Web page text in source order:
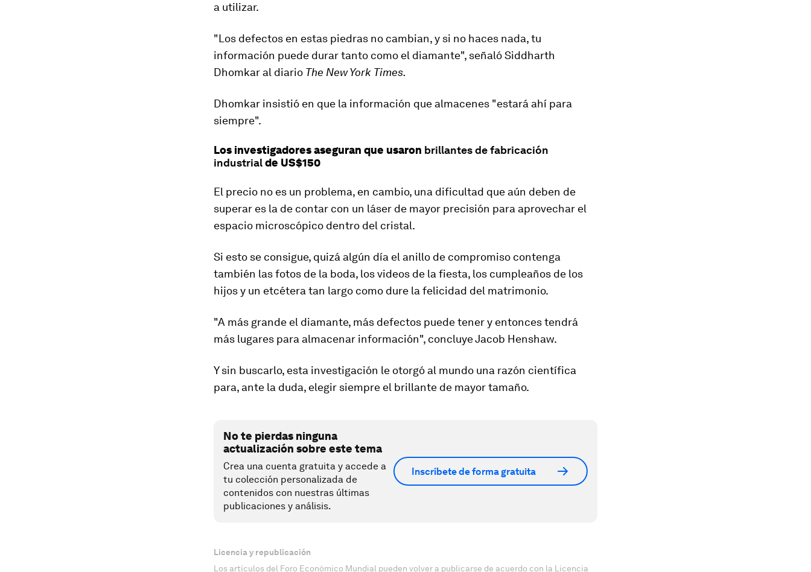
a utilizar.
"Los defectos en estas piedras no cambian, y si no haces nada, tu
información puede durar tanto como el diamante", señaló Siddharth
Dhomkar al diario The New York Times.
Dhomkar insistió en que la información que almacenes "estará ahí para
siempre".
Los investigadores aseguran que usaron brillantes de fabricación
industrialde US$150
El precio no es un problema, en cambio, una dificultad que aún deben de
superar es la de contar con un láser de mayor precisión para aprovechar el
espacio microscópico dentro del cristal.
Si esto se consigue, quizá algún día el anillo de compromiso contenga
también las fotos de la boda, los videos de la fiesta, los cumpleaños de los
hijos y un etcétera tan largo como dure la felicidad del matrimonio.
"A más grande el diamante, más defectos puede tener y entonces tendrá
más lugares para almacenar información", concluye Jacob Henshaw.
Y sin buscarlo, esta investigación le otorgó al mundo una razón científica
para, ante la duda, elegir siempre el brillante de mayor tamaño.
No te pierdas ninguna
actualización sobre este tema
Crea una cuenta gratuita y accede a
tu colección personalizada de
contenidos con nuestras últimas
publicaciones y análisis.
Inscríbete de forma gratuita
Licencia y republicación
Los artículos del Foro Económico Mundial pueden volver a publicarse de acuerdo con la Licencia